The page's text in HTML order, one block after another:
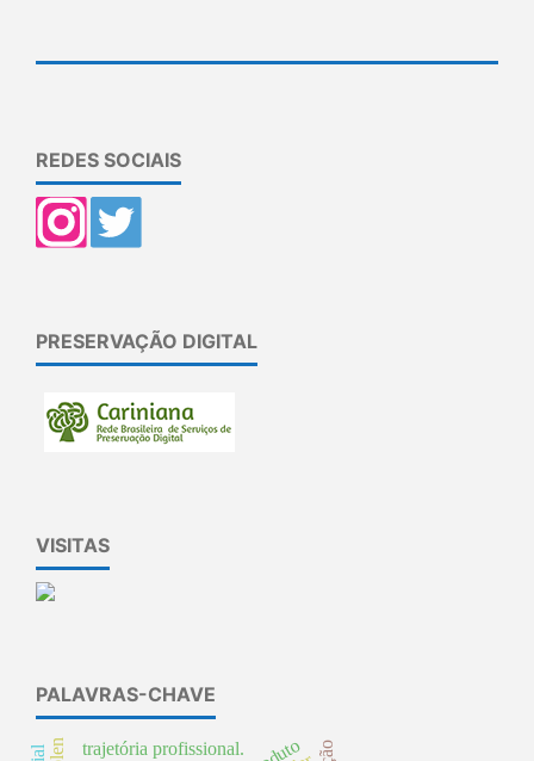
REDES SOCIAIS
PRESERVAÇÃO DIGITAL
VISITAS
PALAVRAS-CHAVE
trajetória profissional.